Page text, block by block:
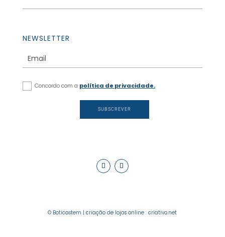
NEWSLETTER
Concordo com a política de privacidade.
SUBSCREVER
© Boticastem |criação de lojas online :criativo.net